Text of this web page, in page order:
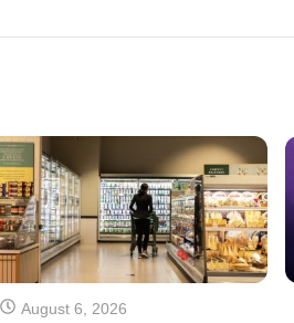
August 6, 2026